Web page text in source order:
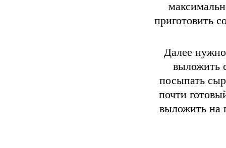
приготовить
Далее
выложить
посыпать
почти
выложить на